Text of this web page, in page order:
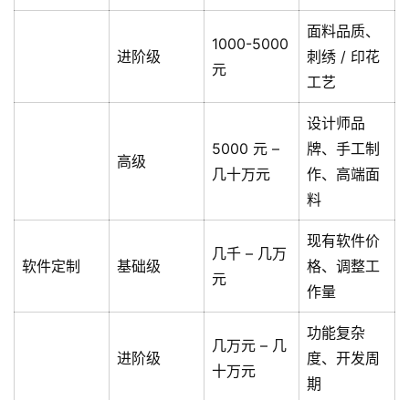
进阶级
1000-5000
元
面料品质、
刺绣 / 印花
工艺
高级
5000 元 –
几十万元
设计师品
牌、手工制
作、高端面
料
软件定制 基础级
几千 – 几万
元
现有软件价
格、调整工
作量
进阶级
几万元 – 几
十万元
功能复杂
度、开发周
期